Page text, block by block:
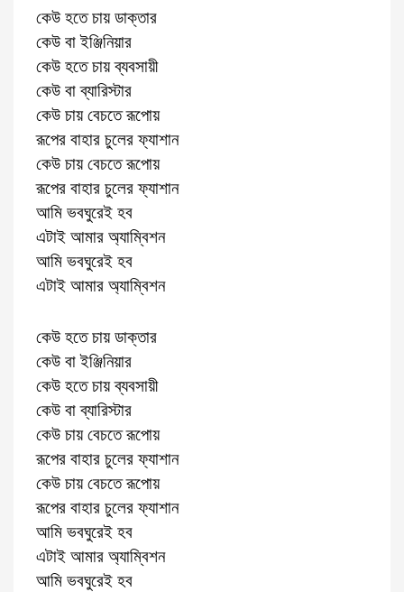
কেউ হতে চায় ডাক্তার
কেউ বা ইঞ্জিনিয়ার
কেউ হতে চায় ব্যবসায়ী
কেউ বা ব্যারিস্টার
কেউ চায় বেচতে রূপোয়
রূপের বাহার চুলের ফ্যাশান
কেউ চায় বেচতে রূপোয়
রূপের বাহার চুলের ফ্যাশান
আমি ভবঘুরেই হব
এটাই আমার অ্যাম্বিশন
আমি ভবঘুরেই হব
এটাই আমার অ্যাম্বিশন
কেউ হতে চায় ডাক্তার
কেউ বা ইঞ্জিনিয়ার
কেউ হতে চায় ব্যবসায়ী
কেউ বা ব্যারিস্টার
কেউ চায় বেচতে রূপোয়
রূপের বাহার চুলের ফ্যাশান
কেউ চায় বেচতে রূপোয়
রূপের বাহার চুলের ফ্যাশান
আমি ভবঘুরেই হব
এটাই আমার অ্যাম্বিশন
আমি ভবঘুরেই হব